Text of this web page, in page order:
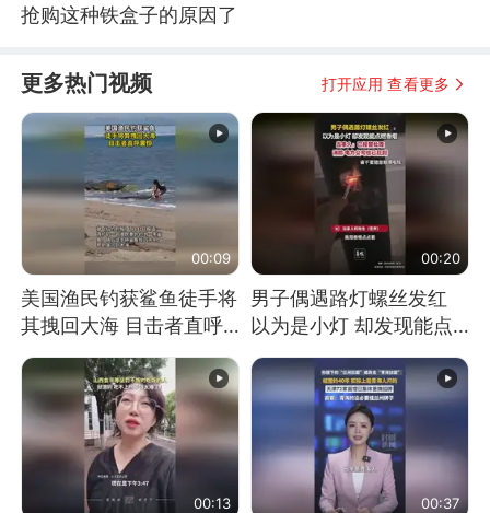
抢购这种铁盒子的原因了
更多热门视频 打开应用 查看更多
00:09
美国渔民钓获鲨鱼徒手将
其拽回大海 目击者直呼
震惊 （视频来源：参考
消息）
00:20
男子偶遇路灯螺丝发红
以为是小灯 却发现能点
燃香烟 当事人：已报警
处理
00:13 00:37